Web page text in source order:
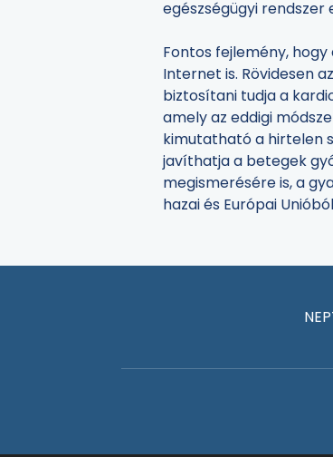
egészségügyi rendszer
Fontos fejlemény,
Internet is. Rövidesen
biztosítani tudja a
amely az eddigi
kimutatható a hirtelen
javíthatja a betegek
megismerésére is, a
hazai és Európai